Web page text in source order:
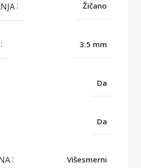
Žičano
3.5 mm
Da
Da
Višesmerni